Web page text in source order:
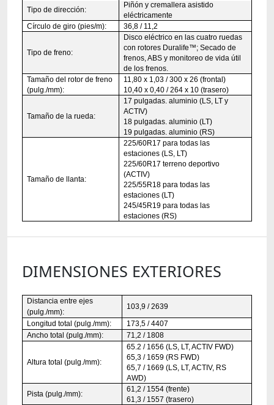
Tipo de dirección:
Piñón y cremallera asistido
eléctricamente
Círculo de giro (pies/m):
36,8 / 11,2
Tipo de freno:
Disco eléctrico en las cuatro ruedas
con rotores Duralife™; Secado de
frenos, ABS y monitoreo de vida útil
de los frenos.
Tamaño del rotor de freno
(pulg./mm):
11,80 x 1,03 / 300 x 26 (frontal)
10,40 x 0,40 / 264 x 10 (trasero)
Tamaño de la rueda:
17 pulgadas. aluminio (LS, LT y
ACTIV)
18 pulgadas. aluminio (LT)
19 pulgadas. aluminio (RS)
Tamaño de llanta:
225/60R17 para todas las
estaciones (LS, LT)
225/60R17 terreno deportivo
(ACTIV)
225/55R18 para todas las
estaciones (LT)
245/45R19 para todas las
estaciones (RS)
DIMENSIONES EXTERIORES
Distancia entre ejes
(pulg./mm):
103,9 / 2639
Longitud total (pulg./mm):
173,5 / 4407
Ancho total (pulg./mm):
71,2 / 1808
Altura total (pulg./mm):
65.2 / 1656 (LS, LT, ACTIV FWD)
65,3 / 1659 (RS FWD)
65,7 / 1669 (LS, LT, ACTIV, RS
AWD)
Pista (pulg./mm):
61,2 / 1554 (frente)
61,3 / 1557 (trasero)